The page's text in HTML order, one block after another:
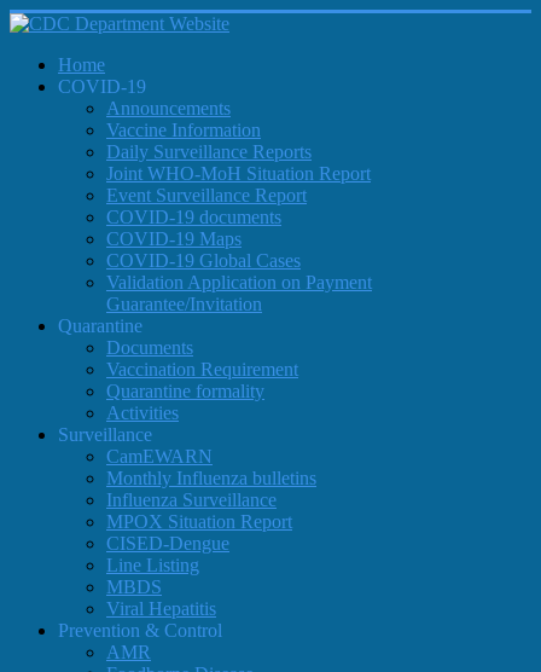
Home
COVID-19
Announcements
Vaccine Information
Daily Surveillance Reports
Joint WHO-MoH Situation Report
Event Surveillance Report
COVID-19 documents
COVID-19 Maps
COVID-19 Global Cases
Validation Application on Payment
Guarantee/Invitation
Quarantine
Documents
Vaccination Requirement
Quarantine formality
Activities
Surveillance
CamEWARN
Monthly Influenza bulletins
Influenza Surveillance
MPOX Situation Report
CISED-Dengue
Line Listing
MBDS
Viral Hepatitis
Prevention & Control
AMR